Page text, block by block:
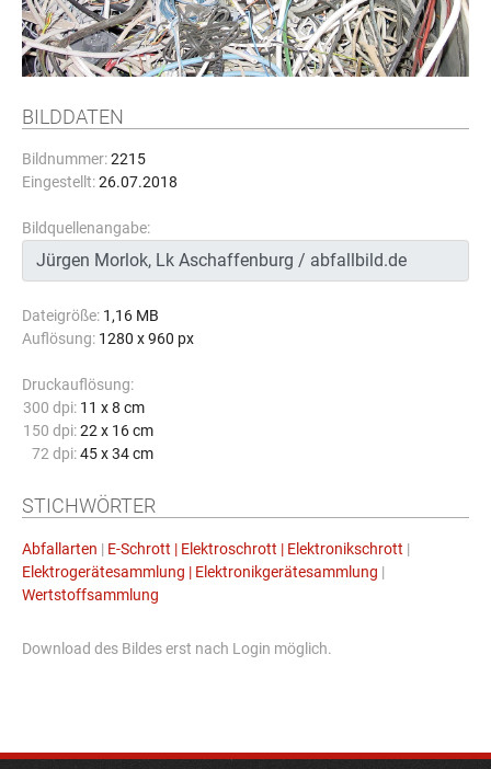
BILDDATEN
Bildnummer:2215
Eingestellt:26.07.2018
Bildquellenangabe:
Dateigröße: 1,16 MB
Auflösung: 1280 x 960 px
Druckauflösung:
300 dpi: 11 x 8 cm
150 dpi: 22 x 16 cm
72 dpi: 45 x 34 cm
STICHWÖRTER
Abfallarten | E-Schrott | Elektroschrott | Elektronikschrott |
Elektrogerätesammlung | Elektronikgerätesammlung |
Wertstoffsammlung
Download des Bildes erst nach Login möglich.